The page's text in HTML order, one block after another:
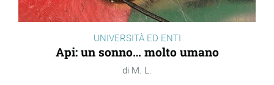
UNIVERSITÀ ED ENTI
Api: un sonno… molto umano
M. L.